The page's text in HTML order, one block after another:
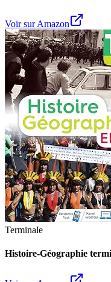
Voir sur Amazon
Terminale
Histoire-Géographie